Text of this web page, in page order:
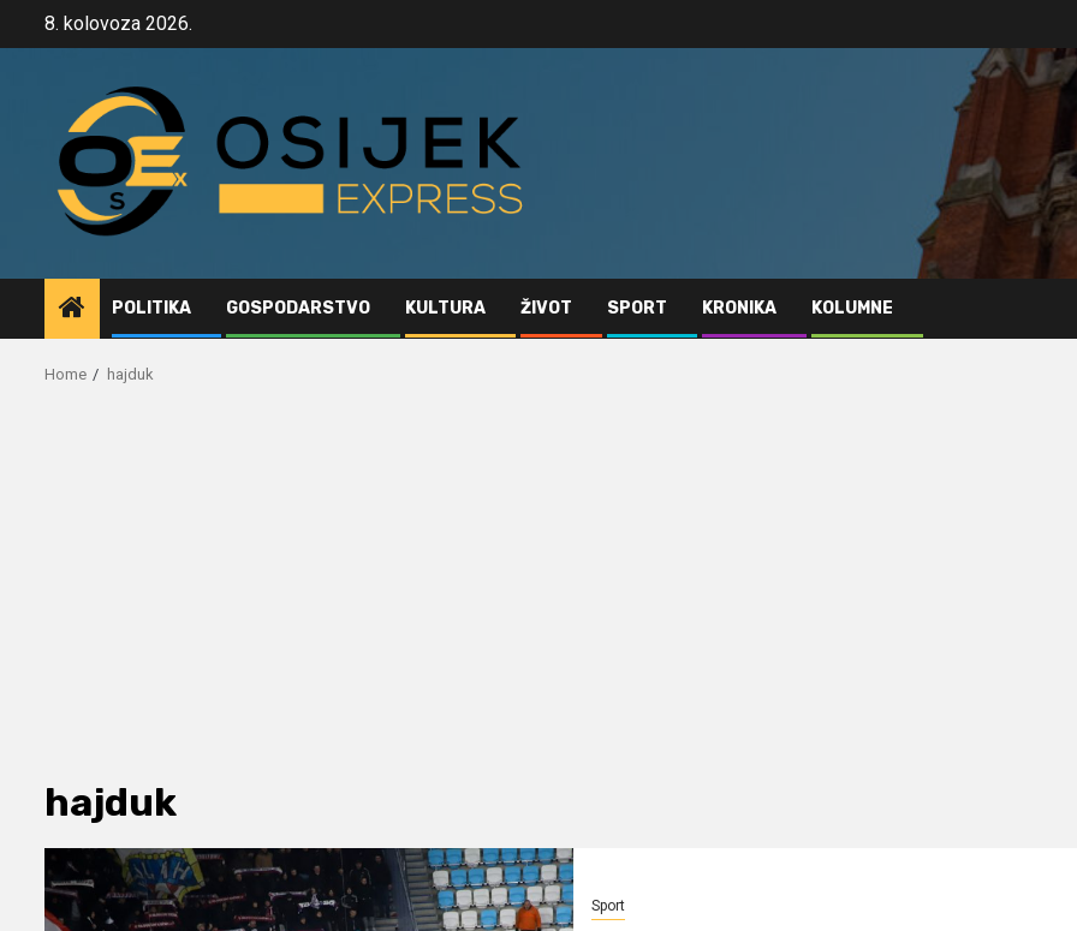
8. kolovoza 2026.
POLITIKA GOSPODARSTVO KULTURA ŽIVOT SPORT KRONIKA KOLUMNE
Home hajduk
hajduk
Sport